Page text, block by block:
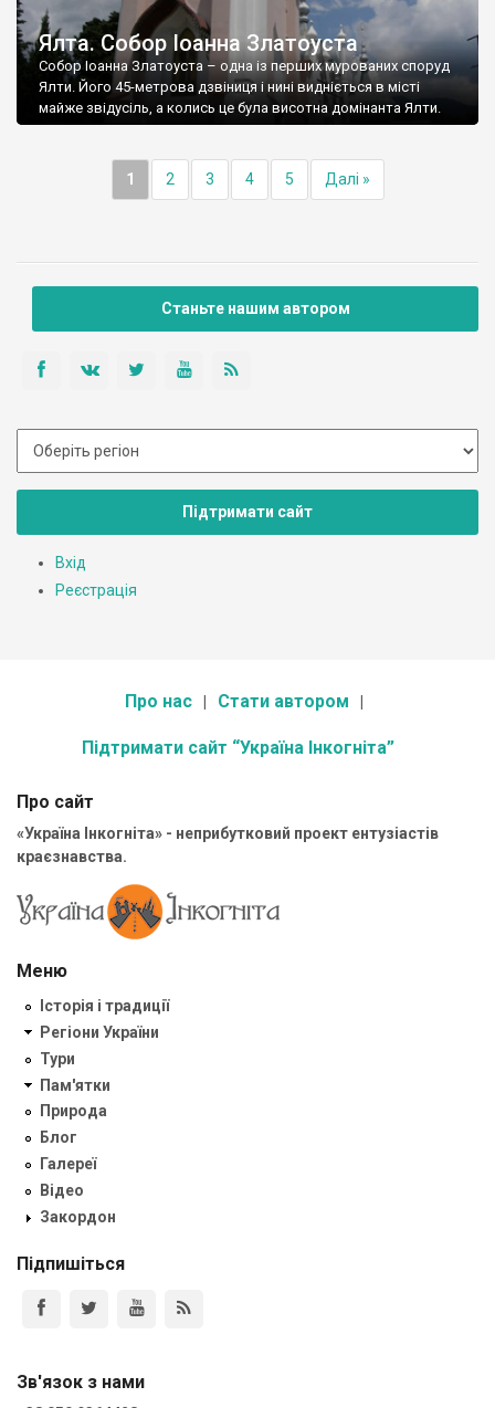
Ялта. Собор Іоанна Златоуста
Собор Іоанна Златоуста – одна із перших мурованих споруд
Ялти. Його 45-метрова дзвіниця і нині видніється в місті
майже звідусіль, а колись це була висотна домінанта Ялти.
1 2 3 4 5 Далі »
Станьте нашим автором
Підтримати сайт
Вхід
Реєстрація
Про нас Стати автором
Підтримати сайт “Україна Інкогніта”
Про сайт
«Україна Інкогніта» - неприбутковий проект ентузіастів
краєзнавства.
Меню
Історія і традиції
Регіони України
Тури
Пам'ятки
Природа
Блог
Галереї
Відео
Закордон
Підпишіться
Зв'язок з нами